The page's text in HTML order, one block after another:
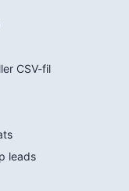
CSV-fil
leads